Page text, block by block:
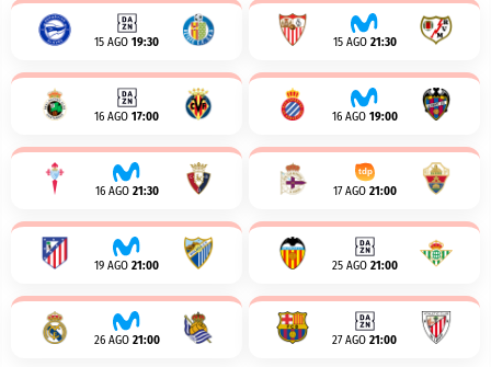
15 AGO 19:30 15 AGO 21:30
16 AGO 17:00 16 AGO 19:00
16 AGO 21:30 17 AGO 21:00
19 AGO 21:00 25 AGO 21:00
26 AGO 21:00 27 AGO 21:00